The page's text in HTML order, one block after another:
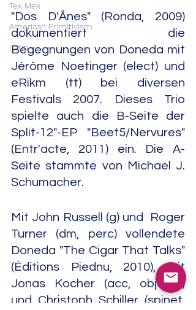
Tex Mex
American Primitivism
Latin
"Dos D'Ânes" (Ronda, 2009)
dokumentiert die
Begegnungen von Doneda mit
Jérôme Noetinger (elect) und
eRikm (tt) bei diversen
Festivals 2007. Dieses Trio
spielte auch die B-Seite der
Split-12"-EP "Beet5/Nervures"
(Entr'acte, 2011) ein. Die A-
Seite stammte von Michael J.
Schumacher.
Mit John Russell (g) und  Roger
Turner (dm, perc) vollendete
Doneda "The Cigar That Talks"
(Éditions Piednu, 2010), mit
Jonas Kocher (acc, objects)
und Christoph Schiller (spinet,